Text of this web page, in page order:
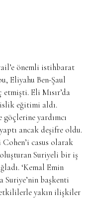
önemli istihbarat
Eliyahu Ben-Şaul
etmişti. Eli Mısır’da
eğitimi aldı.
yardımcı
ancak deşifre oldu.
casus olarak
Suriyeli bir iş
‘Kemal Emin
Suriye’nin başkenti
yakın ilişkiler